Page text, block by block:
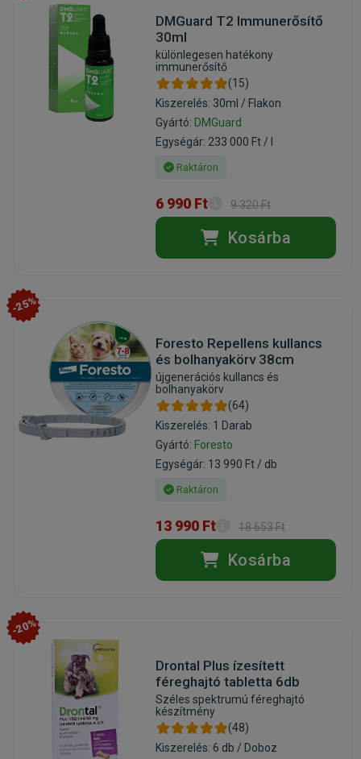
DMGuard T2 Immunerősítő
30ml
különlegesen hatékony
immunerősítő
(15)
Kiszerelés: 30ml / Flakon
Gyártó: DMGuard
Egységár: 233 000 Ft / l
Raktáron
6 990 Ft 9 320 Ft
Kosárba
-25%
Foresto Repellens kullancs
és bolhanyakörv 38cm
újgenerációs kullancs és
bolhanyakörv
(64)
Kiszerelés: 1 Darab
Gyártó: Foresto
Egységár: 13 990 Ft / db
Raktáron
13 990 Ft 18 653 Ft
Kosárba
-20%
Drontal Plus ízesített
féreghajtó tabletta 6db
Széles spektrumú féreghajtó
készítmény
(48)
Kiszerelés: 6 db / Doboz